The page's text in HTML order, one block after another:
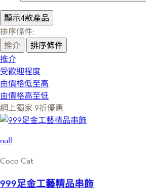
顯示4款產品
排序條件:
推介
排序條件
推介
受歡迎程度
由價格低至高
由價格高至低
網上獨家 9折優惠
null
Coco Cat
999足金工藝精品串飾